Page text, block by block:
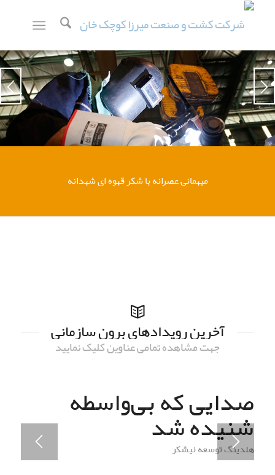
میهمانی عصرانهبا شکر قهوه ای شهدانه
آخرین رویدادهای برون سازمانی
جهت مشاهده تمامی عناوین کلیک نمایید
صدایی که بی‌واسطه
شنیده شد
هلدینگ توسعه نیشکر